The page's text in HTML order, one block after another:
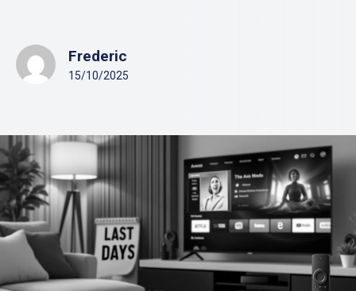
Frederic
15/10/2025